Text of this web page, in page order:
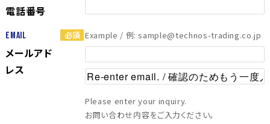
電話番号
Email
メールアド
レス
Example / 例: sample@technos-trading.co.jp
Please enter your inquiry.
お問い合わせ内容をご入力ください。